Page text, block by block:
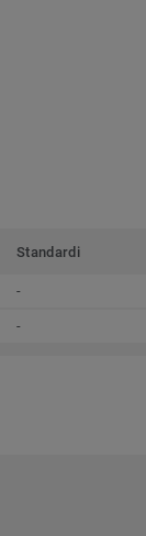
Standardi
-
-